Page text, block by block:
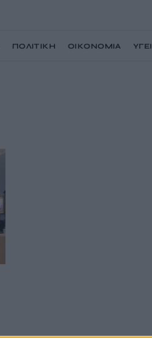
ΠΟΛΙΤΙΚΗ ΟΙΚΟΝΟΜΙΑ